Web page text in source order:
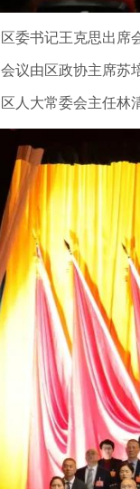
区委书记王克思出席
会议由区政协主席苏
区人大常委会主任林